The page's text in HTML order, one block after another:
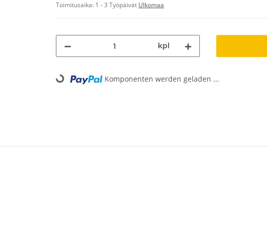
Toimitusaika: 1 - 3 Työpäivät Ulkomaa
kpl
Loading... Komponenten werden geladen ...